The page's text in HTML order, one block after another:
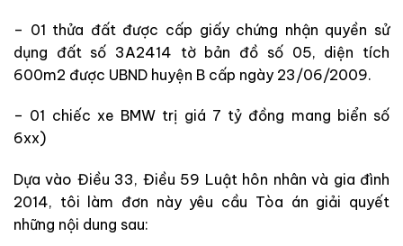
– 01 thửa đất được cấp giấy chứng nhận quyền sử
dụng đất số 3A2414 tờ bản đồ số 05, diện tích
600m2 được UBND huyện B cấp ngày 23/06/2009.
– 01 chiếc xe BMW trị giá 7 tỷ đồng mang biển số
6xx)
Dựa vào Điều 33, Điều 59 Luật hôn nhân và gia đình
2014, tôi làm đơn này yêu cầu Tòa án giải quyết
những nội dung sau: